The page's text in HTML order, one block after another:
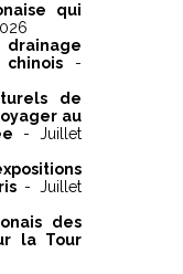
qui
-
de
au
- Juillet
- Juillet
des
la Tour